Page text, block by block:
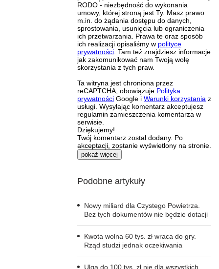
RODO - niezbędność do wykonania
umowy, której stroną jest Ty. Masz prawo
m.in. do żądania dostępu do danych,
sprostowania, usunięcia lub ograniczenia
ich przetwarzania. Prawa te oraz sposób
ich realizacji opisaliśmy w polityce
prywatności . Tam też znajdziesz informacje
jak zakomunikować nam Twoją wolę
skorzystania z tych praw.
Ta witryna jest chroniona przez
reCAPTCHA, obowiązuje Polityka
prywatności Google i Warunki korzystania z
usługi. Wysyłając komentarz akceptujesz
regulamin zamieszczenia komentarza w
serwisie.
Dziękujemy!
Twój komentarz został dodany. Po
akceptacji, zostanie wyświetlony na stronie.
pokaż więcej
Podobne artykuły
Nowy miliard dla Czystego Powietrza.
Bez tych dokumentów nie będzie dotacji
Kwota wolna 60 tys. zł wraca do gry.
Rząd studzi jednak oczekiwania
Ulga do 100 tys. zł nie dla wszystkich.